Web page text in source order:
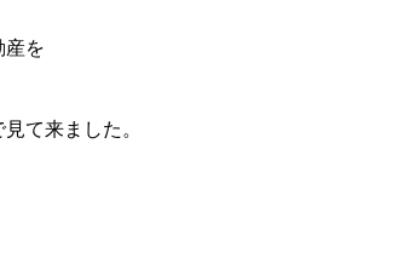
を
て来ました。